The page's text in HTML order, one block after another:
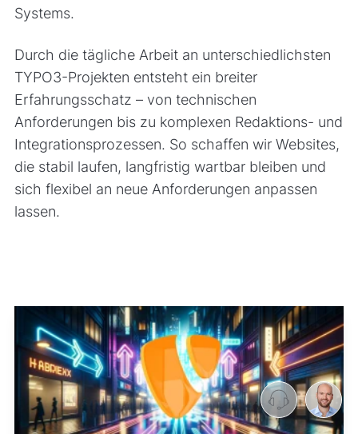
Systems.
Durch die tägliche Arbeit an unterschiedlichsten
TYPO3-Projekten entsteht ein breiter
Erfahrungsschatz – von technischen
Anforderungen bis zu komplexen Redaktions- und
Integrationsprozessen. So schaffen wir Websites,
die stabil laufen, langfristig wartbar bleiben und
sich flexibel an neue Anforderungen anpassen
lassen.